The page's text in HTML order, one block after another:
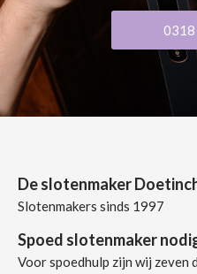
0318
De slotenmaker
Slotenmakers sinds 1997
Spoed slotenmaker
Voor spoedhulp zijn wij zeven